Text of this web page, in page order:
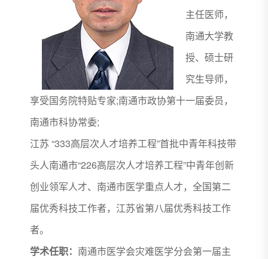
主任医师，
南通大学教
授、硕士研
究生导师，
享受国务院特贴专家;南通市政协第十一届委员，
南通市科协常委;
江苏 “333高层次人才培养工程”首批中青年科技带
头人南通市“226高层次人才培养工程”中青年创新
创业领军人才、南通市医学重点人才，全国第二
届优秀科技工作者，江苏省第八届优秀科技工作
者。
学术任职： 南通市医学会灾难医学分会第一届主